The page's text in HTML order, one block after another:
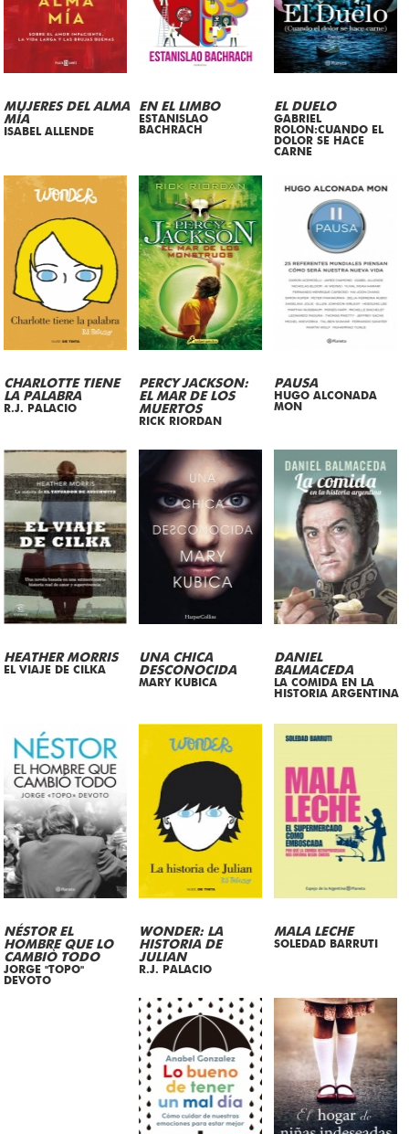
MUJERES DEL ALMA
MÍA
ISABEL ALLENDE
EN EL LIMBO
ESTANISLAO
BACHRACH
EL DUELO
GABRIEL
ROLON:CUANDO EL
DOLOR SE HACE
CARNE
CHARLOTTE TIENE
LA PALABRA
R.J. PALACIO
PERCY JACKSON:
EL MAR DE LOS
MUERTOS
RICK RIORDAN
PAUSA
HUGO ALCONADA
MON
HEATHER MORRIS
EL VIAJE DE CILKA
UNA CHICA
DESCONOCIDA
MARY KUBICA
DANIEL
BALMACEDA
LA COMIDA EN LA
HISTORIA ARGENTINA
NÉSTOR EL
HOMBRE QUE LO
CAMBIÒ TODO
JORGE "TOPO"
DEVOTO
WONDER: LA
HISTORIA DE
JULIAN
R.J. PALACIO
MALA LECHE
SOLEDAD BARRUTI